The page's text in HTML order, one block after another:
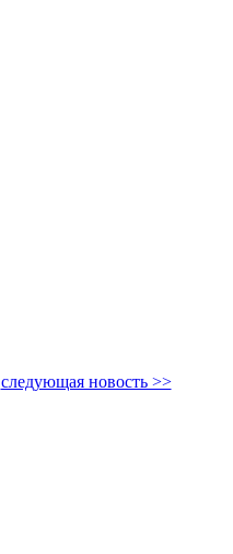
следующая новость >>